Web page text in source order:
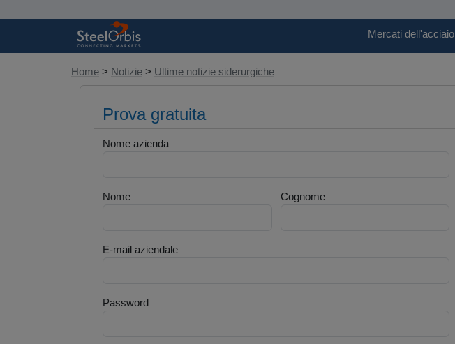
Mercati dell'acciaio
Home > Notizie > Ultime notizie siderurgiche
Prova gratuita
Nome azienda
Nome Cognome
E-mail aziendale
Password